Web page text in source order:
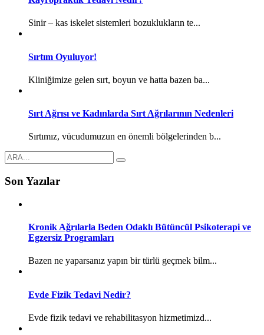
Sinir – kas iskelet sistemleri bozuklukların te...
Sırtım Oyuluyor!
Kliniğimize gelen sırt, boyun ve hatta bazen ba...
Sırt Ağrısı ve Kadınlarda Sırt Ağrılarının Nedenleri
Sırtımız, vücudumuzun en önemli bölgelerinden b...
Son Yazılar
Kronik Ağrılarla Beden Odaklı Bütüncül Psikoterapi ve
Egzersiz Programları
Bazen ne yaparsanız yapın bir türlü geçmek bilm...
Evde Fizik Tedavi Nedir?
Evde fizik tedavi ve rehabilitasyon hizmetimizd...